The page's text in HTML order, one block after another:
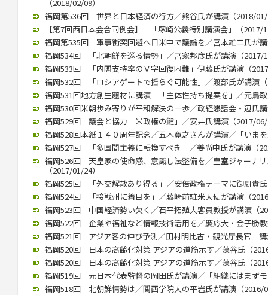
（2018/02/09）
福岡第536回 世界と日本経済の行方／熊谷氏が講演（2018/
【第7回西日本会合同例会】 「塚崎公義特別講演会」（2017/
福岡第535回 軍事衝突回避へ日米中で議論を／宮本雄二氏が
福岡534回 「北朝鮮を巡る情勢」／宮家邦彦氏が講演（2017/
福岡533回 「内閣支持率のＶ字回復困難」伊藤氏が講演（
福岡532回 「ロシアゲートで揺らぐ可能性」／渡部氏が講演
福岡531回地方創生題材に講演 「主体性持ち提案を」／元鳥
福岡530回米朝歩み寄りが平和解決の一歩／政経懇話会・辺氏
福岡529回「議会と協力 米政権の鍵」／安井氏講演（2017/
福岡528回本紙１４０周年記念／五木寛之さんが講演／「いま
福岡527回 「多国間主義に転換すべき」／姜尚中氏が講演（
福岡526回 天皇家の使命感、意識し法整備を／皇室ジャーナ
（2017/01/24）
福岡525回 「外交解散あり得る」／安倍政権テーマに御厨貴
福岡524回 「接戦州に着目を」／藤崎前駐米大使が講演（
福岡523回 中国経済勢い欠く／石平拓殖大客員教授が講演（
福岡522回 企業や福祉など情報技術活用を／慶応大・金子勝
福岡521回 アジア客の伸び予測／田村明比古・観光庁長官 講
福岡520回 日本の高齢化対策 アジアの道筋示す／藻谷氏（
福岡520回 日本の高齢化対策 アジアの道筋示す／藻谷氏（
福岡519回 元日本代表監督の岡田氏が講演／「組織にはまず
福岡518回 北朝鮮情勢は／関西学院大の平岩氏が講演（2016/